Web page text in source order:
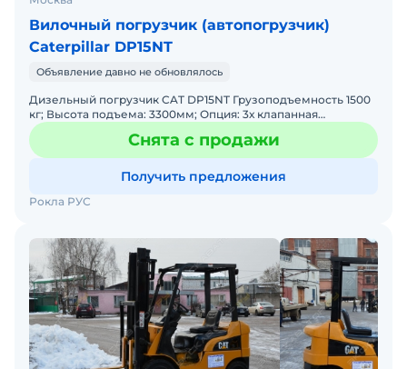
Вилочный погрузчик (автопогрузчик)
Caterpillar DP15NT
Объявление давно не обновлялось
Дизельный погрузчик CAT DP15NT Грузоподъемность 1500
кг; Высота подъема: 3300мм; Опция: 3х клапанная
гидравлика, рычаги управления, зеркала заднего вида, пак
Снята с продажи
Получить предложения
Рокла РУС